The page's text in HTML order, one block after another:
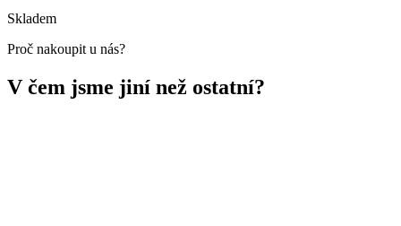
Skladem
Proč nakoupit u nás?
V čem jsme jiní než ostatní?